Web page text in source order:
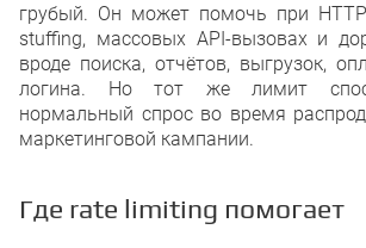
грубый. Он может помочь при
stuffing, массовых API-вызовах и
вроде поиска, отчётов, выгрузок,
логина. Но тот же лимит
нормальный спрос во время
маркетинговой кампании.
Где rate limiting помогает